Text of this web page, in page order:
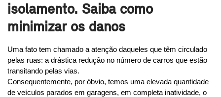
isolamento. Saiba como
minimizar os danos
Uma fato tem chamado a atenção daqueles que têm circulado
pelas ruas: a drástica redução no número de carros que estão
transitando pelas vias.
Consequentemente, por óbvio, temos uma elevada quantidade
de veículos parados em garagens, em completa inatividade, o